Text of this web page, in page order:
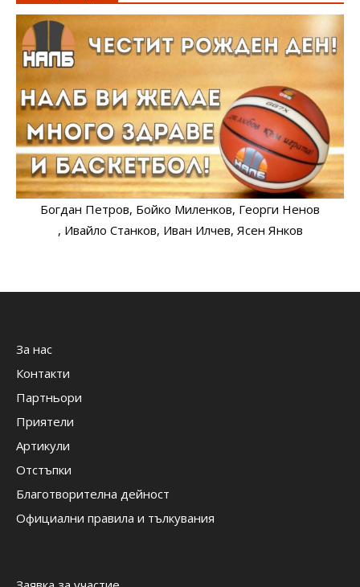
Богдан Петров, Бойко Миленков, Георги Ненов
, Ивайло Станков, Иван Илчев, Ясен Янков
За нас
Контакти
Партньори
Приятели
Артикули
Отстъпки
Благотворителна дейност
Официални правила и тълкувания